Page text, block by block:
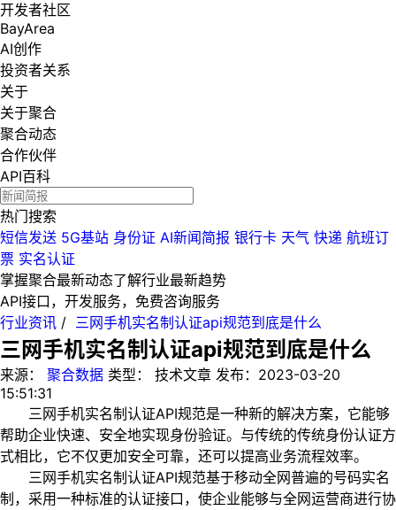
开发者社区
BayArea
AI创作
投资者关系
关于
关于聚合
聚合动态
合作伙伴
API百科
热门搜索
短信发送 5G基站 身份证 AI新闻简报 银行卡 天气 快递 航班订
票 实名认证
掌握聚合最新动态了解行业最新趋势
API接口，开发服务，免费咨询服务
行业资讯 / 三网手机实名制认证api规范到底是什么
三网手机实名制认证api规范到底是什么
来源： 聚合数据 类型： 技术文章 发布： 2023-03-20
15:51:31
三网手机实名制认证API规范是一种新的解决方案，它能够
帮助企业快速、安全地实现身份验证。与传统的传统身份认证方
式相比，它不仅更加安全可靠，还可以提高业务流程效率。
三网手机实名制认证API规范基于移动全网普遍的号码实名
制，采用一种标准的认证接口，使企业能够与全网运营商进行协